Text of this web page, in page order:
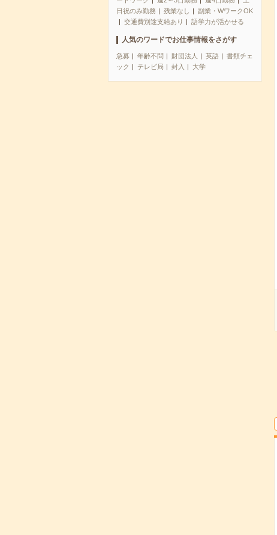
日祝のみ勤務
残業なし
副業・WワークOK
交通費別途支給あり
語学力が活かせる
人気のワードでお仕事情報をさがす
急募 年齢不問 財団法人 英語
書類チェ
ック
テレビ局 封入 大学